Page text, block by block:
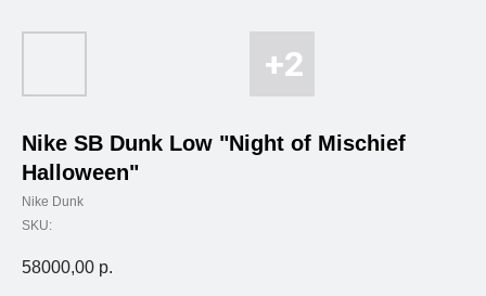
Nike SB Dunk Low "Night of Mischief
Halloween"
Nike Dunk
SKU:
58000,00 р.